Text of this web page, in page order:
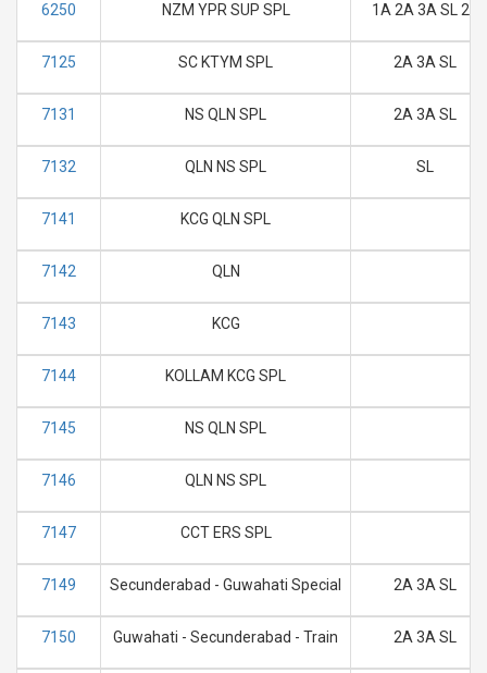
6250 NZM YPR SUP SPL 1A 2A 3A SL 2S
7125 SC KTYM SPL 2A 3A SL
7131 NS QLN SPL 2A 3A SL
7132 QLN NS SPL SL
7141 KCG QLN SPL
7142 QLN
7143 KCG
7144 KOLLAM KCG SPL
7145 NS QLN SPL
7146 QLN NS SPL
7147 CCT ERS SPL
7149 Secunderabad - Guwahati Special 2A 3A SL
7150 Guwahati - Secunderabad - Train 2A 3A SL